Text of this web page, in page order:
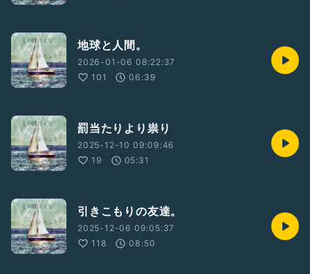
地球と人間。
2026-01-06 08:22:37
101
06:39
罰当たりより祟り
2025-12-10 09:09:46
19
05:31
引きこもりの友達。
2025-12-06 09:05:37
118
08:50